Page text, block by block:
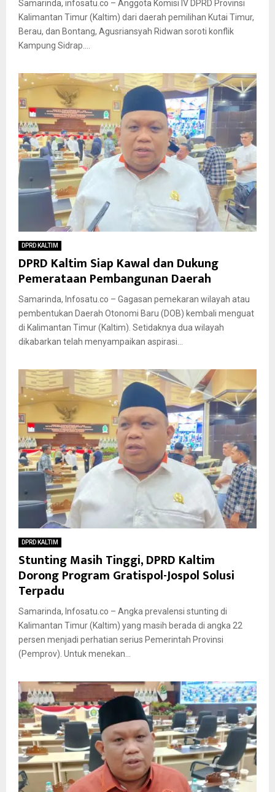
Samarinda, infosatu.co – Anggota Komisi IV DPRD Provinsi
Kalimantan Timur (Kaltim) dari daerah pemilihan Kutai Timur,
Berau, dan Bontang, Agusriansyah Ridwan soroti konflik
Kampung Sidrap....
DPRD KALTIM
DPRD Kaltim Siap Kawal dan Dukung
Pemerataan Pembangunan Daerah
Samarinda, Infosatu.co – Gagasan pemekaran wilayah atau
pembentukan Daerah Otonomi Baru (DOB) kembali menguat
di Kalimantan Timur (Kaltim). Setidaknya dua wilayah
dikabarkan telah menyampaikan aspirasi...
DPRD KALTIM
Stunting Masih Tinggi, DPRD Kaltim
Dorong Program Gratispol-Jospol Solusi
Terpadu
Samarinda, Infosatu.co – Angka prevalensi stunting di
Kalimantan Timur (Kaltim) yang masih berada di angka 22
persen menjadi perhatian serius Pemerintah Provinsi
(Pemprov). Untuk menekan...